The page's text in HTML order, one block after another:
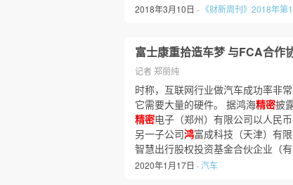
2018年3月10日 · 《财新周刊》2018年第
富士康重拾造车梦 与FCA合作
记者 郑丽纯
时称，互联网行业做汽车成功率非
它需要大量的硬件。 据鸿海精密披
精密电子（郑州）有限公司以人民
另一子公司鸿富成科技（天津）有
智慧出行股权投资基金合伙企业（
2020年1月17日 ·汽车